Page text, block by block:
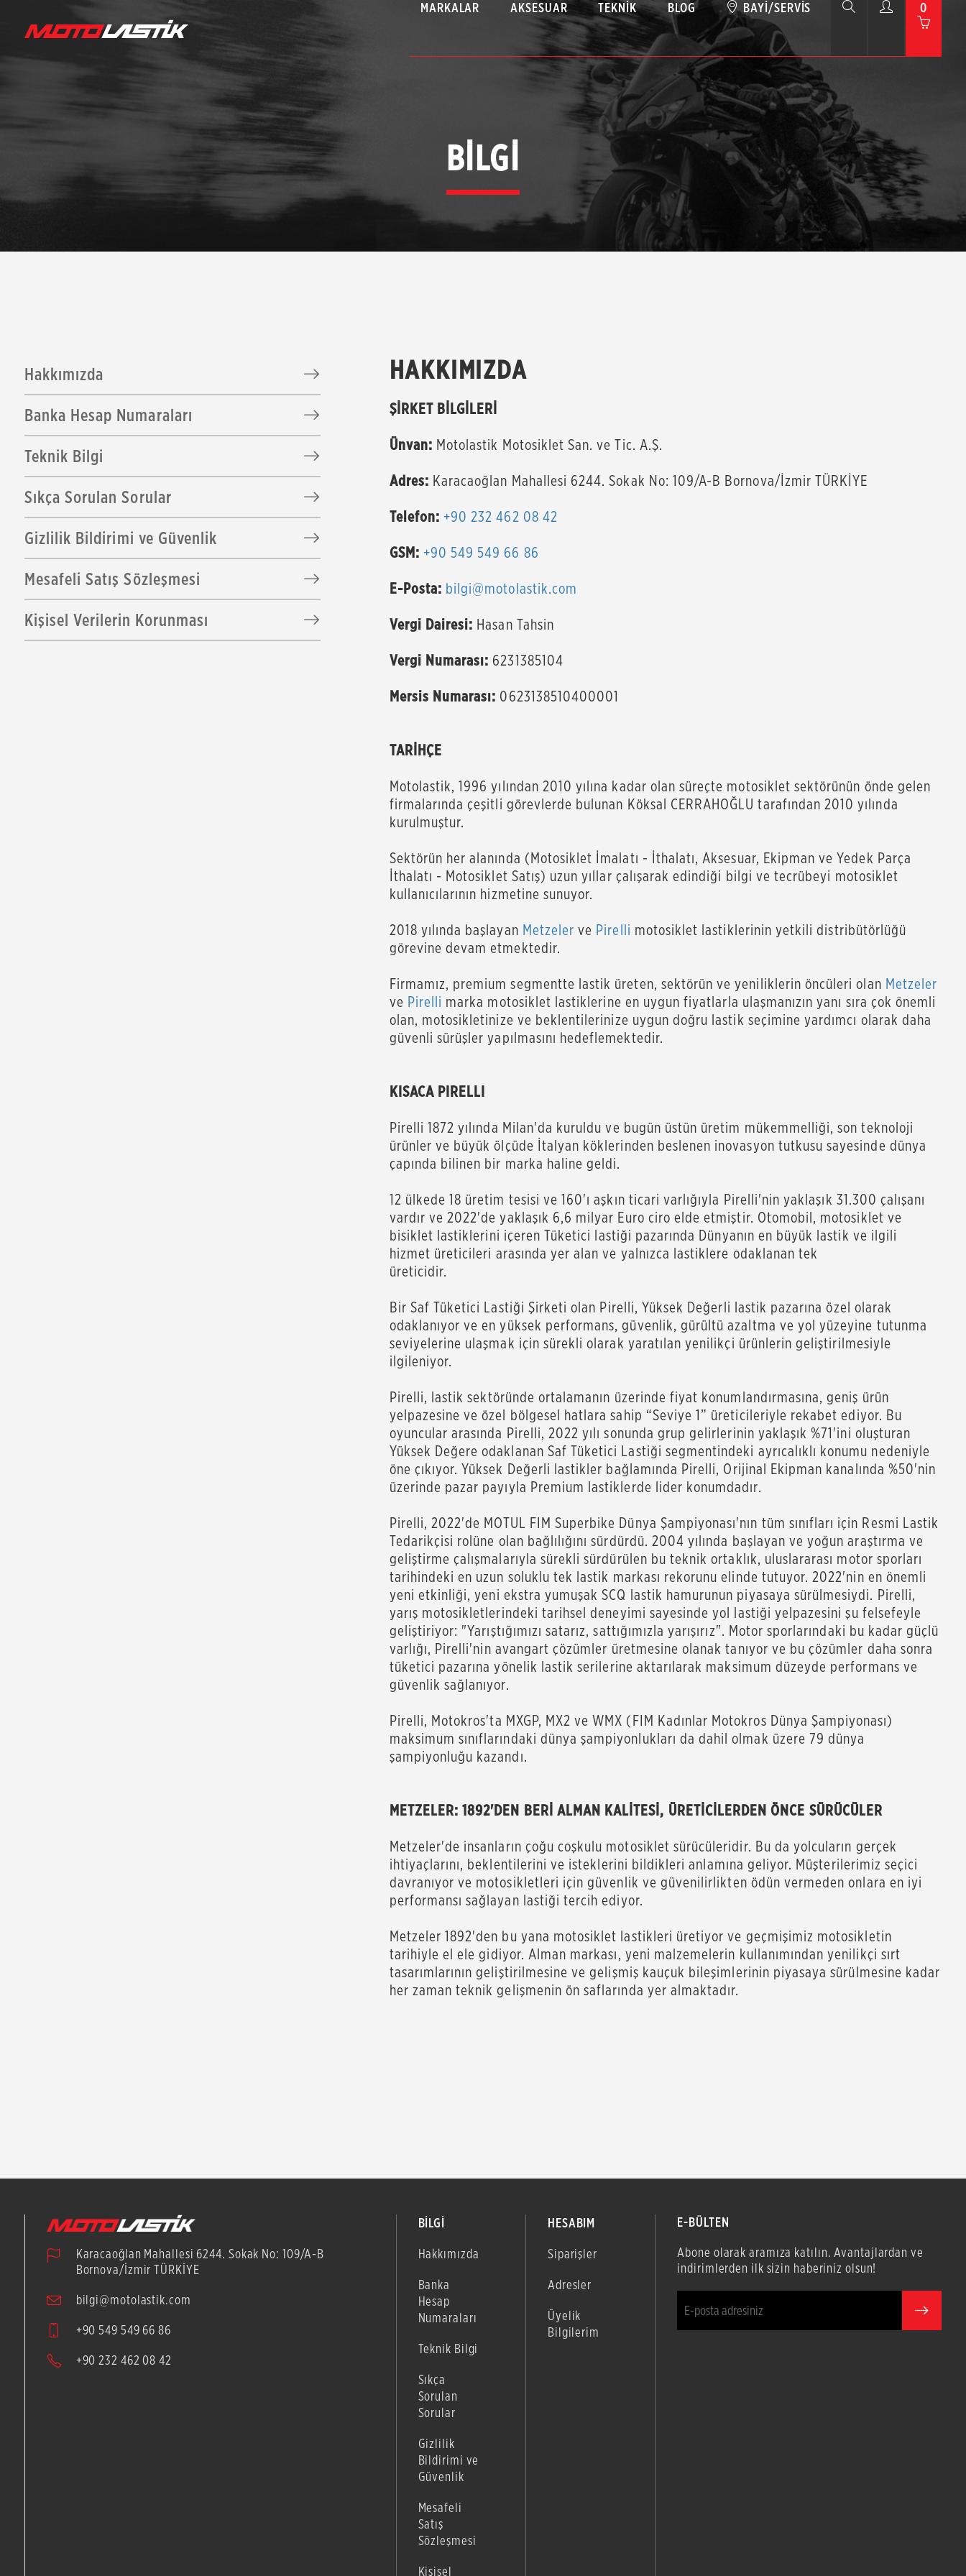
MARKALAR AKSESUAR TEKNIK BLOG BAYI/SERVIS 0
BİLGİ
Hakkımızda
Banka Hesap Numaraları
Teknik Bilgi
Sıkça Sorulan Sorular
Gizlilik Bildirimi ve Güvenlik
Mesafeli Satış Sözleşmesi
Kişisel Verilerin Korunması
HAKKIMIZDA
ŞİRKET BİLGİLERİ
Ünvan: Motolastik Motosiklet San. ve Tic. A.Ş.
Adres: Karacaoğlan Mahallesi 6244. Sokak No: 109/A-B Bornova/İzmir TÜRKİYE
Telefon:+90 232 462 08 42
GSM: +90 549 549 66 86
E-Posta: bilgi@motolastik.com
Vergi Dairesi: Hasan Tahsin
Vergi Numarası: 6231385104
Mersis Numarası: 0623138510400001
TARİHÇE
Motolastik, 1996 yılından 2010 yılına kadar olan süreçte motosiklet sektörünün önde gelen
firmalarında çeşitli görevlerde bulunan Köksal CERRAHOĞLU tarafından 2010 yılında
kurulmuştur.
Sektörün her alanında (Motosiklet İmalatı - İthalatı, Aksesuar, Ekipman ve Yedek Parça
İthalatı - Motosiklet Satış) uzun yıllar çalışarak edindiği bilgi ve tecrübeyi motosiklet
kullanıcılarının hizmetine sunuyor.
2018 yılında başlayan Metzeler ve Pirelli motosiklet lastiklerinin yetkili distribütörlüğü
görevine devam etmektedir.
Firmamız, premium segmentte lastik üreten, sektörün ve yeniliklerin öncüleri olan Metzeler
ve Pirelli marka motosiklet lastiklerine en uygun fiyatlarla ulaşmanızın yanı sıra çok önemli
olan, motosikletinize ve beklentilerinize uygun doğru lastik seçimine yardımcı olarak daha
güvenli sürüşler yapılmasını hedeflemektedir.
KISACA PIRELLI
Pirelli 1872 yılında Milan'da kuruldu ve bugün üstün üretim mükemmelliği, son teknoloji
ürünler ve büyük ölçüde İtalyan köklerinden beslenen inovasyon tutkusu sayesinde dünya
çapında bilinen bir marka haline geldi.
12 ülkede 18 üretim tesisi ve 160'ı aşkın ticari varlığıyla Pirelli'nin yaklaşık 31.300 çalışanı
vardır ve 2022'de yaklaşık 6,6 milyar Euro ciro elde etmiştir. Otomobil, motosiklet ve
bisiklet lastiklerini içeren Tüketici lastiği pazarında Dünyanın en büyük lastik ve ilgili
hizmet üreticileri arasında yer alan ve yalnızca lastiklere odaklanan tek
üreticidir.
Bir Saf Tüketici Lastiği Şirketi olan Pirelli, Yüksek Değerli lastik pazarına özel olarak
odaklanıyor ve en yüksek performans, güvenlik, gürültü azaltma ve yol yüzeyine tutunma
seviyelerine ulaşmak için sürekli olarak yaratılan yenilikçi ürünlerin geliştirilmesiyle
ilgileniyor.
Pirelli, lastik sektöründe ortalamanın üzerinde fiyat konumlandırmasına, geniş ürün
yelpazesine ve özel bölgesel hatlara sahip “Seviye 1” üreticileriyle rekabet ediyor. Bu
oyuncular arasında Pirelli, 2022 yılı sonunda grup gelirlerinin yaklaşık %71'ini oluşturan
Yüksek Değere odaklanan Saf Tüketici Lastiği segmentindeki ayrıcalıklı konumu nedeniyle
öne çıkıyor. Yüksek Değerli lastikler bağlamında Pirelli, Orijinal Ekipman kanalında %50'nin
üzerinde pazar payıyla Premium lastiklerde lider konumdadır.
Pirelli, 2022'de MOTUL FIM Superbike Dünya Şampiyonası'nın tüm sınıfları için Resmi Lastik
Tedarikçisi rolüne olan bağlılığını sürdürdü. 2004 yılında başlayan ve yoğun araştırma ve
geliştirme çalışmalarıyla sürekli sürdürülen bu teknik ortaklık, uluslararası motor sporları
tarihindeki en uzun soluklu tek lastik markası rekorunu elinde tutuyor. 2022'nin en önemli
yeni etkinliği, yeni ekstra yumuşak SCQ lastik hamurunun piyasaya sürülmesiydi. Pirelli,
yarış motosikletlerindeki tarihsel deneyimi sayesinde yol lastiği yelpazesini şu felsefeyle
geliştiriyor: "Yarıştığımızı satarız, sattığımızla yarışırız". Motor sporlarındaki bu kadar güçlü
varlığı, Pirelli'nin avangart çözümler üretmesine olanak tanıyor ve bu çözümler daha sonra
tüketici pazarına yönelik lastik serilerine aktarılarak maksimum düzeyde performans ve
güvenlik sağlanıyor.
Pirelli, Motokros'ta MXGP, MX2 ve WMX (FIM Kadınlar Motokros Dünya Şampiyonası)
maksimum sınıflarındaki dünya şampiyonlukları da dahil olmak üzere 79 dünya
şampiyonluğu kazandı.
METZELER: 1892'DEN BERİ ALMAN KALİTESİ, ÜRETİCİLERDEN ÖNCE SÜRÜCÜLER
Metzeler'de insanların çoğu coşkulu motosiklet sürücüleridir. Bu da yolcuların gerçek
ihtiyaçlarını, beklentilerini ve isteklerini bildikleri anlamına geliyor. Müşterilerimiz seçici
davranıyor ve motosikletleri için güvenlik ve güvenilirlikten ödün vermeden onlara en iyi
performansı sağlayan lastiği tercih ediyor.
Metzeler 1892'den bu yana motosiklet lastikleri üretiyor ve geçmişimiz motosikletin
tarihiyle el ele gidiyor. Alman markası, yeni malzemelerin kullanımından yenilikçi sırt
tasarımlarının geliştirilmesine ve gelişmiş kauçuk bileşimlerinin piyasaya sürülmesine kadar
her zaman teknik gelişmenin ön saflarında yer almaktadır.
Karacaoğlan Mahallesi 6244. Sokak No: 109/A-B
Bornova/İzmir TÜRKİYE
bilgi@motolastik.com
+90 549 549 66 86
+90 232 462 08 42
BİLGİ
Hakkımızda
Banka
Hesap
Numaraları
Teknik Bilgi
Sıkça
Sorulan
Sorular
Gizlilik
Bildirimi ve
Güvenlik
Mesafeli
Satış
Sözleşmesi
Kişisel
HESABIM
Siparişler
Adresler
Üyelik
Bilgilerim
E-BÜLTEN
Abone olarak aramıza katılın. Avantajlardan ve
indirimlerden ilk sizin haberiniz olsun!